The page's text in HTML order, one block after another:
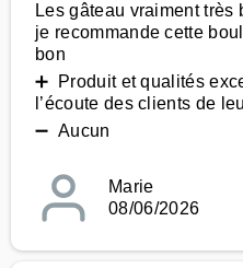
Les gâteau vraiment
je recommande cette
bon
➕ Produit et qualités
l’écoute des clients de
➖ Aucun
Marie
08/06/2026